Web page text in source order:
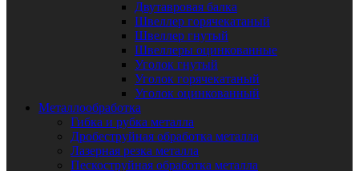
Двутавровая балка
Швеллер горячекатаный
Швеллер гнутый
Швеллеры оцинкованные
Уголок гнутый
Уголок горячекатаный
Уголок оцинкованный
Металлообработка
Гибка и рубка металла
Дробеструйная обработка металла
Лазерная резка металла
Пескоструйная обработка металла